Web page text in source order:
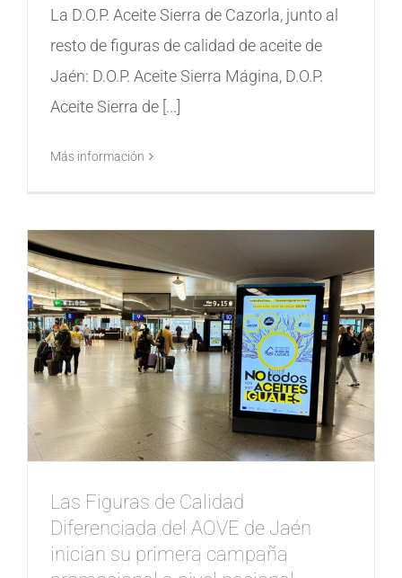
La D.O.P. Aceite Sierra de Cazorla, junto al
resto de figuras de calidad de aceite de
Jaén: D.O.P. Aceite Sierra Mágina, D.O.P.
Aceite Sierra de [...]
Más información
Las Figuras de Calidad
Diferenciada del AOVE de Jaén
inician su primera campaña